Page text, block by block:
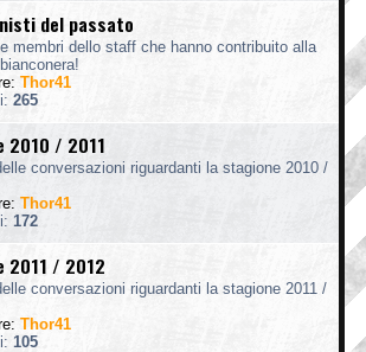
del passato
membri dello staff che hanno contribuito alla
Thor41
265
2010 / 2011
conversazioni riguardanti la stagione 2010 /
Thor41
172
2011 / 2012
conversazioni riguardanti la stagione 2011 /
Thor41
105